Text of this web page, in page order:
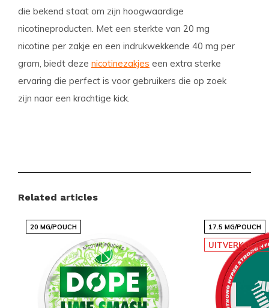
die bekend staat om zijn hoogwaardige
nicotineproducten. Met een sterkte van 20 mg
nicotine per zakje en een indrukwekkende 40 mg per
gram, biedt deze nicotinezakjes een extra sterke
ervaring die perfect is voor gebruikers die op zoek
zijn naar een krachtige kick.
Gewicht per zakje:
Smaak:Liquorice Citrus
Product type:Nicotine Pouches
Nicotine (mg) per zakje:20
Nicotine (mg) per gram:40
Inhoud per bakje:12 gram
Related articles
20 MG/POUCH 17.5 MG/POUCH
UITVERKOCHT